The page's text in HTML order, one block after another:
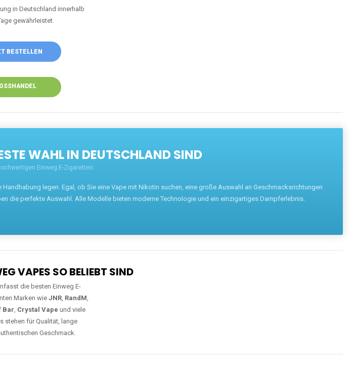
in Deutschland innerhalb
gewährleistet.
BESTELLEN
WAHL IN DEUTSCHLAND SIND
Einweg E-Zigaretten.
legen. Egal, ob Sie eine Vape mit Nikotin suchen, eine große Auswahl an Geschmacksrichtungen
die perfekte Auswahl. Alle Modelle bieten moderne Technologie und ein einzigartiges Dampferlebnis.
VAPES SO BELIEBT SIND
die besten Einweg E-
Marken wie JNR, RandM,
Bar, Crystal Vape und viele
stehen für Qualität, lange
Geschmack.